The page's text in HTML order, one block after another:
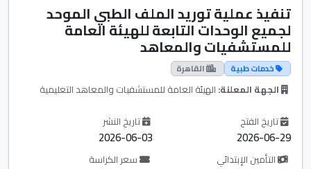
تنفيذ عملية توريد الملف الطبي الموحد
لجميع الوحدات التابعة للهيئة العامة
للمستشفيات والمعاهد
خدمات طبية القاهرة
الجهة المعلنة: الهيئة العامة للمستشفيات والمعاهد التعليمية
تاريخ الفتح
2026-06-29
تاريخ النشر
2026-06-03
التأمين الإبتدائي سعر الكراسة